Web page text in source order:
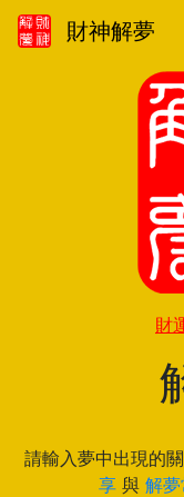
財神解夢
財
請輸入夢中出現的
享與 解